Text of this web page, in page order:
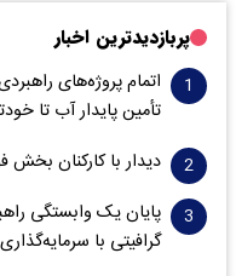
پربازدیدترین اخبار
تأمین پایدار آب تا
دیدار با کارکنان بخش
پایان یک وابستگی
گرافیتی با